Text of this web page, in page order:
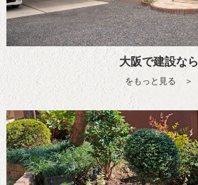
大阪で建設なら
をもっと見る ＞